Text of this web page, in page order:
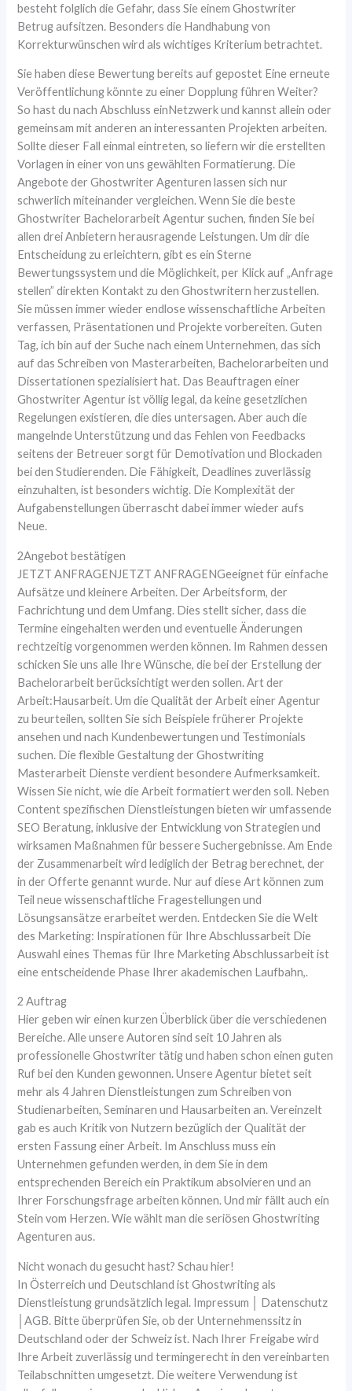
besteht folglich die Gefahr, dass Sie einem Ghostwriter
Betrug aufsitzen. Besonders die Handhabung von
Korrekturwünschen wird als wichtiges Kriterium betrachtet.
Sie haben diese Bewertung bereits auf gepostet Eine erneute
Veröffentlichung könnte zu einer Dopplung führen Weiter?
So hast du nach Abschluss einNetzwerk und kannst allein oder
gemeinsam mit anderen an interessanten Projekten arbeiten.
Sollte dieser Fall einmal eintreten, so liefern wir die erstellten
Vorlagen in einer von uns gewählten Formatierung. Die
Angebote der Ghostwriter Agenturen lassen sich nur
schwerlich miteinander vergleichen. Wenn Sie die beste
Ghostwriter Bachelorarbeit Agentur suchen, finden Sie bei
allen drei Anbietern herausragende Leistungen. Um dir die
Entscheidung zu erleichtern, gibt es ein Sterne
Bewertungssystem und die Möglichkeit, per Klick auf „Anfrage
stellen” direkten Kontakt zu den Ghostwritern herzustellen.
Sie müssen immer wieder endlose wissenschaftliche Arbeiten
verfassen, Präsentationen und Projekte vorbereiten. Guten
Tag, ich bin auf der Suche nach einem Unternehmen, das sich
auf das Schreiben von Masterarbeiten, Bachelorarbeiten und
Dissertationen spezialisiert hat. Das Beauftragen einer
Ghostwriter Agentur ist völlig legal, da keine gesetzlichen
Regelungen existieren, die dies untersagen. Aber auch die
mangelnde Unterstützung und das Fehlen von Feedbacks
seitens der Betreuer sorgt für Demotivation und Blockaden
bei den Studierenden. Die Fähigkeit, Deadlines zuverlässig
einzuhalten, ist besonders wichtig. Die Komplexität der
Aufgabenstellungen überrascht dabei immer wieder aufs
Neue.
2Angebot bestätigen
JETZT ANFRAGENJETZT ANFRAGENGeeignet für einfache
Aufsätze und kleinere Arbeiten. Der Arbeitsform, der
Fachrichtung und dem Umfang. Dies stellt sicher, dass die
Termine eingehalten werden und eventuelle Änderungen
rechtzeitig vorgenommen werden können. Im Rahmen dessen
schicken Sie uns alle Ihre Wünsche, die bei der Erstellung der
Bachelorarbeit berücksichtigt werden sollen. Art der
Arbeit:Hausarbeit. Um die Qualität der Arbeit einer Agentur
zu beurteilen, sollten Sie sich Beispiele früherer Projekte
ansehen und nach Kundenbewertungen und Testimonials
suchen. Die flexible Gestaltung der Ghostwriting
Masterarbeit Dienste verdient besondere Aufmerksamkeit.
Wissen Sie nicht, wie die Arbeit formatiert werden soll. Neben
Content spezifischen Dienstleistungen bieten wir umfassende
SEO Beratung, inklusive der Entwicklung von Strategien und
wirksamen Maßnahmen für bessere Suchergebnisse. Am Ende
der Zusammenarbeit wird lediglich der Betrag berechnet, der
in der Offerte genannt wurde. Nur auf diese Art können zum
Teil neue wissenschaftliche Fragestellungen und
Lösungsansätze erarbeitet werden. Entdecken Sie die Welt
des Marketing: Inspirationen für Ihre Abschlussarbeit Die
Auswahl eines Themas für Ihre Marketing Abschlussarbeit ist
eine entscheidende Phase Ihrer akademischen Laufbahn,.
2 Auftrag
Hier geben wir einen kurzen Überblick über die verschiedenen
Bereiche. Alle unsere Autoren sind seit 10 Jahren als
professionelle Ghostwriter tätig und haben schon einen guten
Ruf bei den Kunden gewonnen. Unsere Agentur bietet seit
mehr als 4 Jahren Dienstleistungen zum Schreiben von
Studienarbeiten, Seminaren und Hausarbeiten an. Vereinzelt
gab es auch Kritik von Nutzern bezüglich der Qualität der
ersten Fassung einer Arbeit. Im Anschluss muss ein
Unternehmen gefunden werden, in dem Sie in dem
entsprechenden Bereich ein Praktikum absolvieren und an
Ihrer Forschungsfrage arbeiten können. Und mir fällt auch ein
Stein vom Herzen. Wie wählt man die seriösen Ghostwriting
Agenturen aus.
Nicht wonach du gesucht hast? Schau hier!
In Österreich und Deutschland ist Ghostwriting als
Dienstleistung grundsätzlich legal. Impressum │ Datenschutz
│AGB. Bitte überprüfen Sie, ob der Unternehmenssitz in
Deutschland oder der Schweiz ist. Nach Ihrer Freigabe wird
Ihre Arbeit zuverlässig und termingerecht in den vereinbarten
Teilabschnitten umgesetzt. Die weitere Verwendung ist